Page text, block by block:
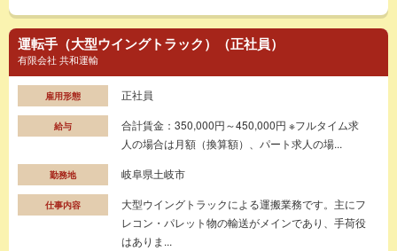
運転手（大型ウイングトラック）（正社員）
有限会社 共和運輸
雇用形態 正社員
給与
合計賃金：350,000円～450,000円 ※フルタイム求
人の場合は月額（換算額）、パート求人の場...
勤務地 岐阜県土岐市
仕事内容
大型ウイングトラックによる運搬業務です。主にフ
レコン・パレット物の輸送がメインであり、手荷役
はありま...